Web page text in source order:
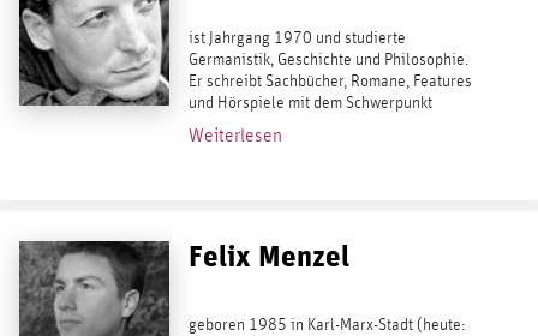
ist Jahrgang 1970 und studierte
Germanistik, Geschichte und Philosophie.
Er schreibt Sachbücher, Romane, Features
und Hörspiele mit dem Schwerpunkt
Kulturphilosophie. Veröffentlicht hat Lisson
über Oswald Spengler und Friedrich
Weiterlesen
Felix Menzel
geboren 1985 in Karl-Marx-Stadt (heute: